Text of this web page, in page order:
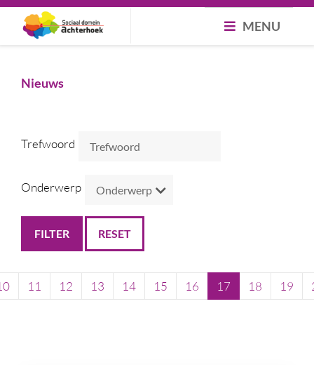
MENU
Nieuws
Trefwoord
Onderwerp
RESET
11 12 13 14 15 16 17 18 19